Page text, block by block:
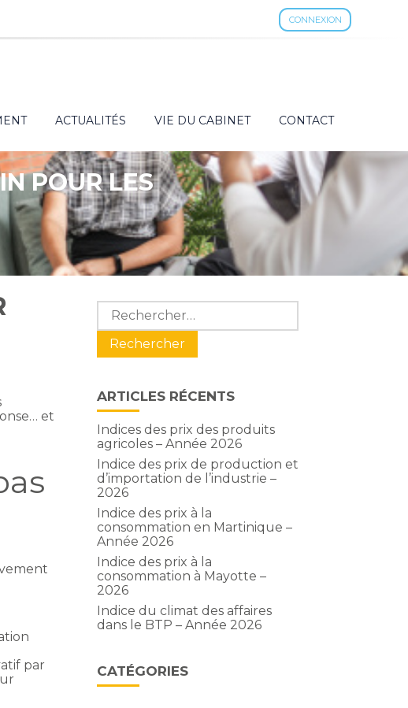
CONNEXION
ACTUALITÉS VIE DU CABINET CONTACT
POUR LES
et
par
Blog
sidebar
Rechercher :
ARTICLES RÉCENTS
Indices des prix des produits
agricoles – Année 2026
Indice des prix de production et
d’importation de l’industrie –
2026
Indice des prix à la
consommation en Martinique –
Année 2026
Indice des prix à la
consommation à Mayotte –
2026
Indice du climat des affaires
dans le BTP – Année 2026
CATÉGORIES